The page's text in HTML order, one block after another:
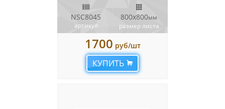
NSC8045
артикул
800x800мм
размер листа
1700 руб/шт
КУПИТЬ